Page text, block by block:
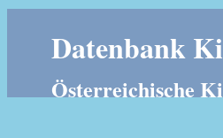
Datenbank
Österreichische